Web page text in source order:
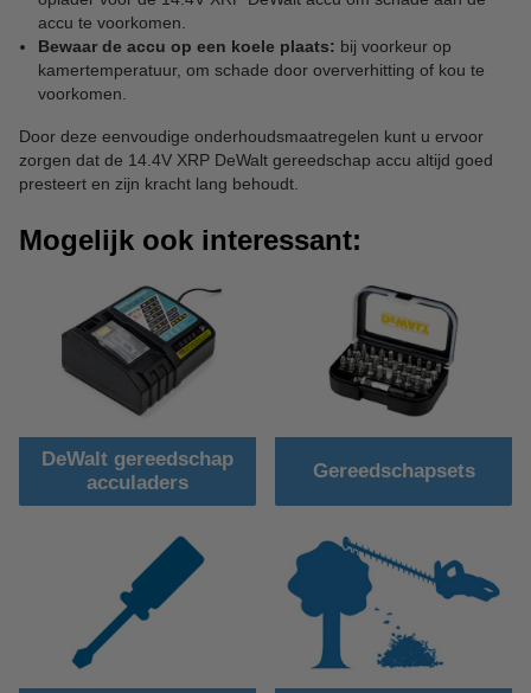
accu te voorkomen.
Bewaar de accu op een koele plaats: bij voorkeur op
kamertemperatuur, om schade door oververhitting of kou te
voorkomen.
Door deze eenvoudige onderhoudsmaatregelen kunt u ervoor
zorgen dat de 14.4V XRP DeWalt gereedschap accu altijd goed
presteert en zijn kracht lang behoudt.
Mogelijk ook interessant:
DeWalt gereedschap
acculaders
Gereedschapsets